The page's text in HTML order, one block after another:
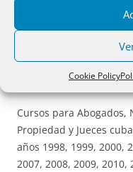
Cookie Policy
de “la doble venta”,
actuales en la
También en Cuba, ha
Pinar del Río,
Cursos para Abogados,
Propiedad y Jueces
años 1998, 1999, 2000,
2007, 2008, 2009, 2010,